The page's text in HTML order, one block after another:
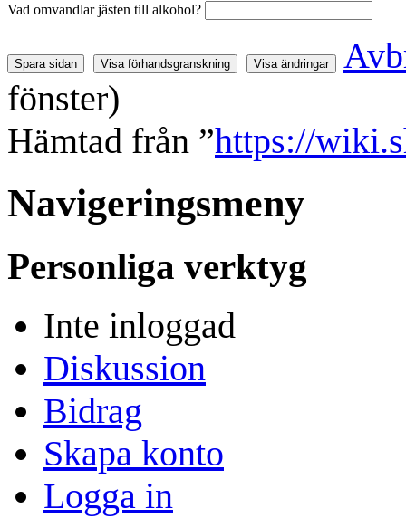
Vad omvandlar jästen till alkohol?
fönster)
Hämtad från ”https://
Navigeringsmeny
Personliga verktyg
Inte inloggad
Diskussion
Bidrag
Skapa konto
Logga in